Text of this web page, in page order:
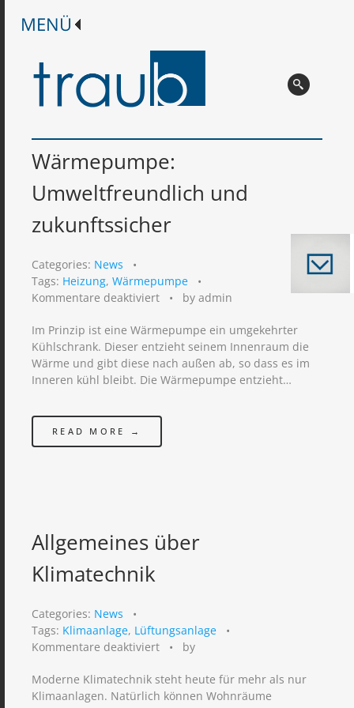
Wärmepumpe:
Umweltfreundlich und
zukunftssicher
Categories: News •
Tags: Heizung, Wärmepumpe •
Kommentare deaktiviertfür
Umweltfreundlich
und
zukunftssicher
• by admin
Im Prinzip ist eine Wärmepumpe ein umgekehrter
Kühlschrank. Dieser entzieht seinem Innenraum die
Wärme und gibt diese nach außen ab, so dass es im
Inneren kühl bleibt. Die Wärmepumpe entzieht…
READ MORE →
Allgemeines über
Klimatechnik
Categories: News •
Tags: Klimaanlage, Lüftungsanlage •
Kommentare deaktiviertfür
über
Klimatechnik
• by
Moderne Klimatechnik steht heute für mehr als nur
Klimaanlagen. Natürlich können Wohnräume